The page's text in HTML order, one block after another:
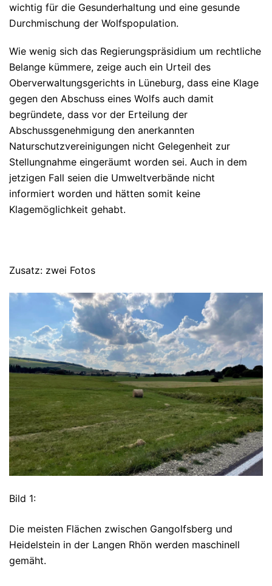
wichtig für die Gesunderhaltung und eine gesunde
Durchmischung der Wolfspopulation.
Wie wenig sich das Regierungspräsidium um rechtliche
Belange kümmere, zeige auch ein Urteil des
Oberverwaltungsgerichts in Lüneburg, dass eine Klage
gegen den Abschuss eines Wolfs auch damit
begründete, dass vor der Erteilung der
Abschussgenehmigung den anerkannten
Naturschutzvereinigungen nicht Gelegenheit zur
Stellungnahme eingeräumt worden sei. Auch in dem
jetzigen Fall seien die Umweltverbände nicht
informiert worden und hätten somit keine
Klagemöglichkeit gehabt.
Zusatz: zwei Fotos
Bild 1:
Die meisten Flächen zwischen Gangolfsberg und
Heidelstein in der Langen Rhön werden maschinell
gemäht.